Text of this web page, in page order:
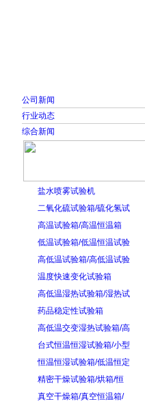
公司新闻
行业动态
综合新闻
盐水喷雾试验机
二氧化硫试验箱/硫化氢试
高温试验箱/高温恒温箱
低温试验箱/低温恒温试验
高低温试验箱/高低温试验
温度快速变化试验箱
高低温湿热试验箱/湿热试
药品稳定性试验箱
高低温交变湿热试验箱/高
台式恒温恒湿试验箱/小型
恒温恒湿试验箱/低温恒定
精密干燥试验箱/烘箱/恒
真空干燥箱/真空恒温箱/